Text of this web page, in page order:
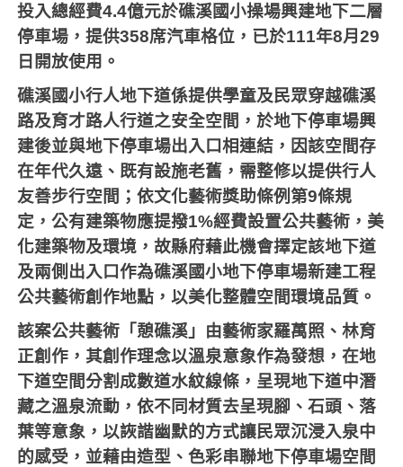
投入總經費4.4億元於礁溪國小操場興建地下二層
停車場，提供358席汽車格位，已於111年8月29
日開放使用。
礁溪國小行人地下道係提供學童及民眾穿越礁溪
路及育才路人行道之安全空間，於地下停車場興
建後並與地下停車場出入口相連結，因該空間存
在年代久遠、既有設施老舊，需整修以提供行人
友善步行空間；依文化藝術獎助條例第9條規
定，公有建築物應提撥1%經費設置公共藝術，美
化建築物及環境，故縣府藉此機會擇定該地下道
及兩側出入口作為礁溪國小地下停車場新建工程
公共藝術創作地點，以美化整體空間環境品質。
該案公共藝術「憩礁溪」由藝術家羅萬照、林育
正創作，其創作理念以溫泉意象作為發想，在地
下道空間分割成數道水紋線條，呈現地下道中潛
藏之溫泉流動，依不同材質去呈現腳、石頭、落
葉等意象，以詼諧幽默的方式讓民眾沉浸入泉中
的感受，並藉由造型、色彩串聯地下停車場空間